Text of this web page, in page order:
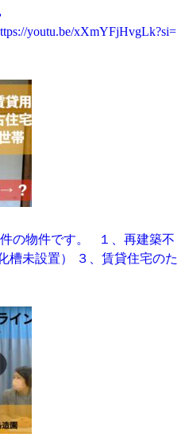
youtu.be/xXmYFjHvgLk?si=
の物件です。 １、再建築不
槽未設置） ３、賃貸住宅のた